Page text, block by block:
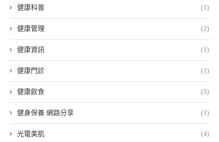
健康科普 (1)
健康管理 (2)
健康資訊 (1)
健康門診 (1)
健康飲食 (5)
健身保養 網路分享 (1)
光電美肌 (4)